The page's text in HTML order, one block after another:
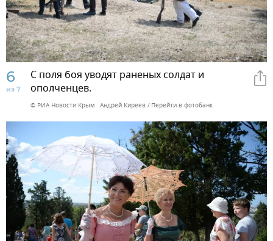
6
из 7
С поля боя уводят раненых солдат и
ополченцев.
© РИА Новости Крым . Андрей Киреев Перейти в фотобанк